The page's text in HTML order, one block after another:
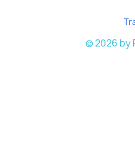
© 2026 by